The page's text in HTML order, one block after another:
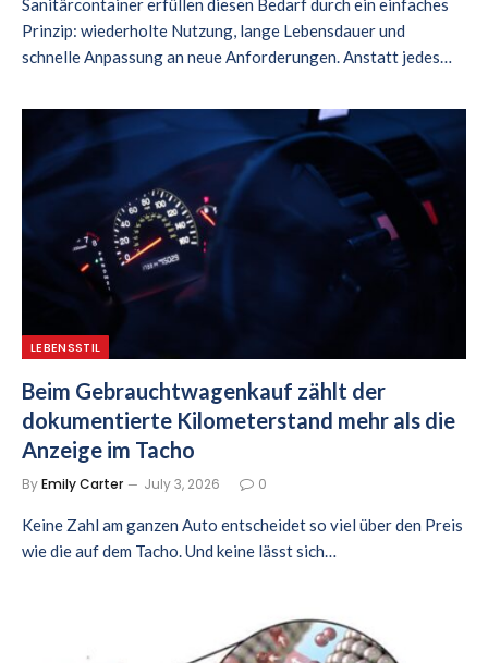
Sanitärcontainer erfüllen diesen Bedarf durch ein einfaches
Prinzip: wiederholte Nutzung, lange Lebensdauer und
schnelle Anpassung an neue Anforderungen. Anstatt jedes…
LEBENSSTIL
Beim Gebrauchtwagenkauf zählt der
dokumentierte Kilometerstand mehr als die
Anzeige im Tacho
ByEmily Carter July 3, 2026 0
Keine Zahl am ganzen Auto entscheidet so viel über den Preis
wie die auf dem Tacho. Und keine lässt sich…